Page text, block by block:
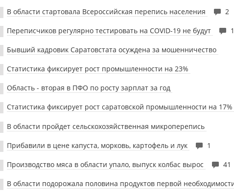
В области стартовала Всероссийская перепись населения 2
Переписчиков регулярно тестировать на COVID-19 не будут 1
Бывший кадровик Саратовстата осуждена за мошенничество
Статистика фиксирует рост промышленности на 23%
Область - вторая в ПФО по росту зарплат за год
Статистика фиксирует рост саратовской промышленности на 17%
В области пройдет сельскохозяйственная микроперепись
Прибавили в цене капуста, морковь, картофель и лук 1
Производство мяса в области упало, выпуск колбас вырос 41
В области подорожала половина продуктов первой